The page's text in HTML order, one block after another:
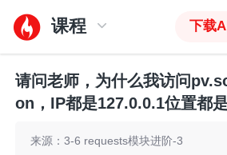
课程 下载
请问老师，为什么我访问
on，IP都是127.0.0.1位置都
来源：3-6 requests模块进阶-3